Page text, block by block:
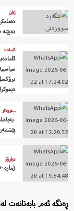
ژنان
تایبەت
سەروتار
دواڕۆژ
ژمارە ١٥٠ی دواڕۆژ کەوتە بەردیدەی خوێنەرانی…
ڕەنگە ئەم